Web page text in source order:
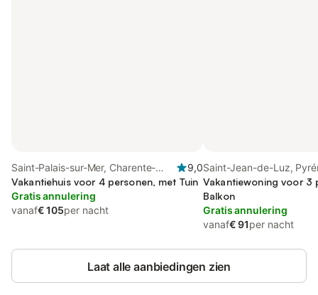
Saint-Palais-sur-Mer, Charente-
Maritime
9,0
Vakantiehuis voor 4 personen, met Tuin
Gratis annulering
vanaf€ 105per nacht
Saint-Jean-de-Luz,
Atlantiques
Vakantiewoning voor 3
Balkon
Gratis annulering
vanaf€ 91per nacht
Laat alle aanbiedingen zien